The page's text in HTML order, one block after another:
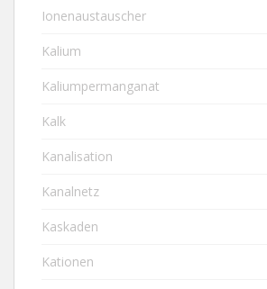
Ionenaustauscher
Kalium
Kaliumpermanganat
Kalk
Kanalisation
Kanalnetz
Kaskaden
Kationen